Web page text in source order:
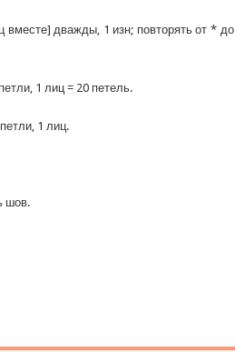
вместе] дважды, 1 изн; повторять от * до
1 лиц = 20 петель.
1 лиц.
шов.